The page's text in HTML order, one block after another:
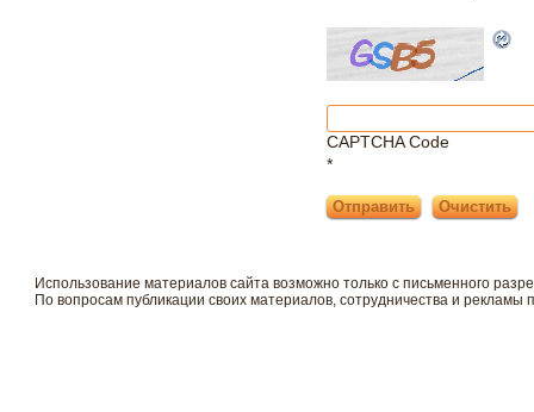
CAPTCHA Code
*
Использование материалов сайта возможно только с письменного
По вопросам публикации своих материалов, сотрудничества и